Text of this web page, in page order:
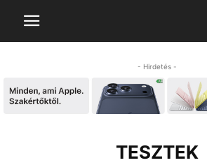
- Hirdetés -
TESZTEK